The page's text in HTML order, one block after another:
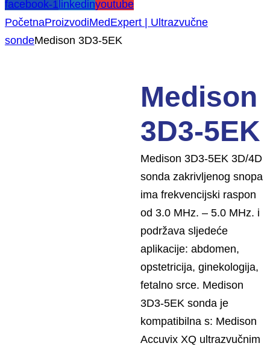
facebook-1 linkedinyoutube
PočetnaProizvodiMedExpert | Ultrazvučne
sondeMedison 3D3-5EK
Medison
3D3-5EK
Medison 3D3-5EK 3D/4D
sonda zakrivljenog snopa
ima frekvencijski raspon
od 3.0 MHz. – 5.0 MHz. i
podržava sljedeće
aplikacije: abdomen,
opstetricija, ginekologija,
fetalno srce. Medison
3D3-5EK sonda je
kompatibilna s: Medison
Accuvix XQ ultrazvučnim